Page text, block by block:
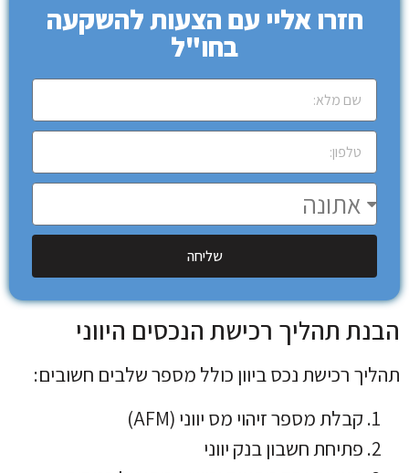
חזרו אליי עם הצעות להשקעה
בחו"ל
שליחה
הבנת תהליך רכישת הנכסים היווני
תהליך רכישת נכס ביוון כולל מספר שלבים חשובים:
קבלת מספר זיהוי מס יווני (AFM)
פתיחת חשבון בנק יווני